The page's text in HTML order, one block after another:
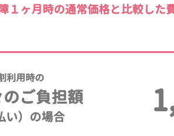
１ヶ月時の通常価格と比較した
利用時の
ご負担額
い）の場合